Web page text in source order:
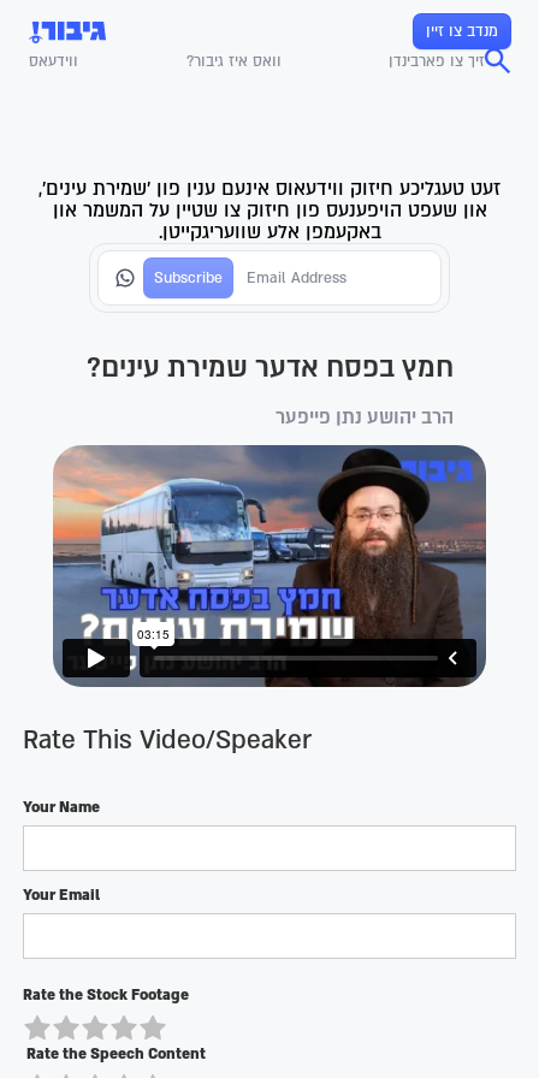
מנדב צו זיין
זיך צו פארבינדן
וואס איז גיבור? ווידעאס
זעט טעגליכע חיזוק ווידעאוס אינעם ענין פון 'שמירת עינים',
און שעפט הויפענעס פון חיזוק צו שטיין על המשמר און
באקעמפן אלע שוועריגקייטן.
חמץ בפסח אדער שמירת עינים?
הרב יהושע נתן פייפער
Rate This Video/Speaker
Your Name
Your Email
Rate the Stock Footage
Rate the Speech Content